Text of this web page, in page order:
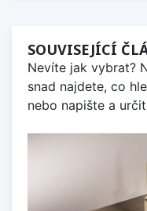
SOUVISEJÍCÍ
Nevíte jak vybrat?
snad najdete, co
nebo napište a